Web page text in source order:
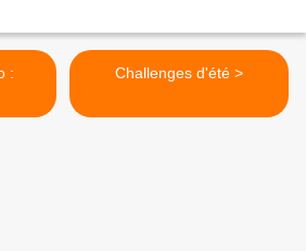
Challenges d'été >